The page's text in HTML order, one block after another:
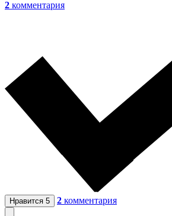
2 комментария
Нравится 5 2 комментария